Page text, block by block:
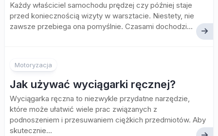
Każdy właściciel samochodu prędzej czy później staje
przed koniecznością wizyty w warsztacie. Niestety, nie
zawsze przebiega ona pomyślnie. Czasami dochodzi...
Motoryzacja
Jak używać wyciągarki ręcznej?
Wyciągarka ręczna to niezwykle przydatne narzędzie,
które może ułatwić wiele prac związanych z
podnoszeniem i przesuwaniem ciężkich przedmiotów. Aby
skutecznie...